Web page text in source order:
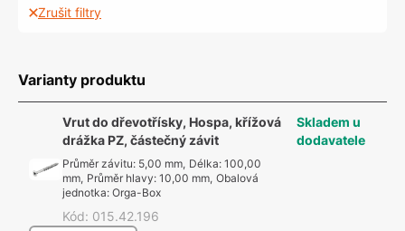
Zrušit filtry
Varianty produktu
Vrut do dřevotřísky, Hospa, křížová
drážka PZ, částečný závit
Průměr závitu: 5,00 mm, Délka: 100,00
mm, Průměr hlavy: 10,00 mm, Obalová
jednotka: Orga-Box
Kód: 015.42.196
Skladem u
dodavatele